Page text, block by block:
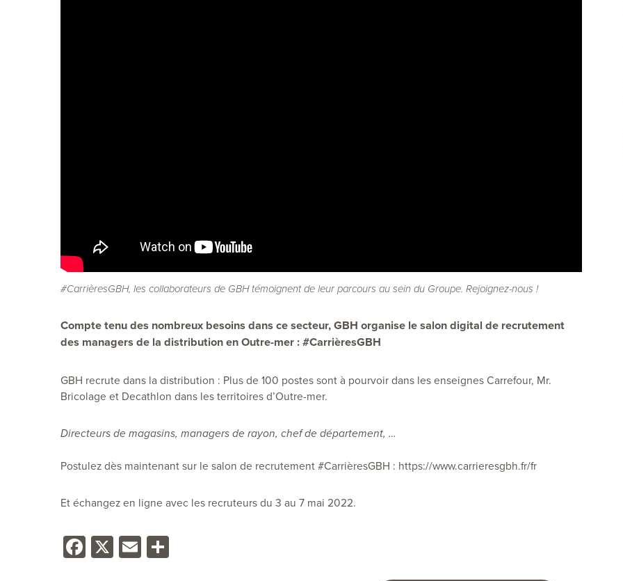
#CarrièresGBH, les collaborateurs de GBH témoignent de leur parcours au sein du Groupe. Rejoignez-nous !
Compte tenu des nombreux besoins dans ce secteur, GBH organise le salon digital de recrutement
des managers de la distribution en Outre-mer :#CarrièresGBH
GBH recrute dans la distribution : Plus de 100 postes sont à pourvoir dans les enseignes Carrefour, Mr.
Bricolage et Decathlon dans les territoires d’Outre-mer.
Directeurs de magasins, managers de rayon, chef de département, …
Postulez dès maintenant sur le salon de recrutement #CarrièresGBH : https://www.carrieresgbh.fr/fr
Et échangez en ligne avec les recruteurs du 3 au 7 mai 2022.
Facebook
X Email